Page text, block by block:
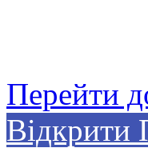
Перейти
Відкрити